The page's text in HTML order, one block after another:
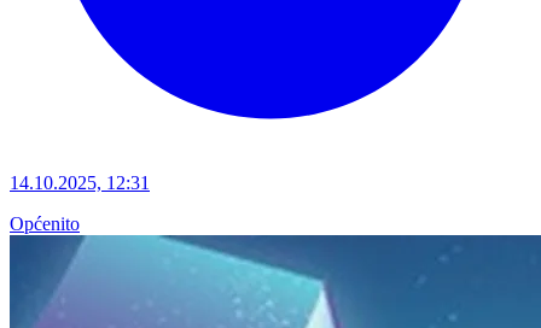
14.10.2025, 12:31
Općenito